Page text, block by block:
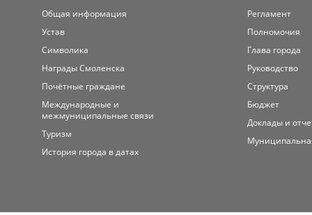
Общая информация
Устав
Символика
Награды Смоленска
Почётные граждане
Международные и
межмуниципальные связи
Туризм
История города в датах
Регламент
Полномочия
Глава города
Руководство
Структура
Бюджет
Доклады и